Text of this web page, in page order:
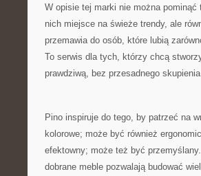
W opisie tej marki nie można
nich miejsce na świeże trendy, ale
przemawia do osób, które lubią
To serwis dla tych, którzy chcą
prawdziwą, bez przesadnego
Pino inspiruje do tego, by patrzeć na
kolorowe; może być również
efektowny; może też być
dobrane meble pozwalają budować